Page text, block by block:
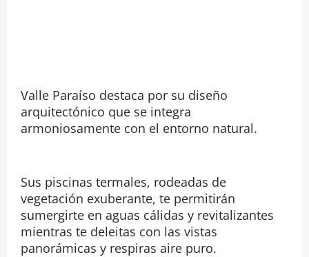
Valle Paraíso destaca por su diseño
arquitectónico que se integra
armoniosamente con el entorno natural.
Sus piscinas termales, rodeadas de
vegetación exuberante, te permitirán
sumergirte en aguas cálidas y revitalizantes
mientras te deleitas con las vistas
panorámicas y respiras aire puro.